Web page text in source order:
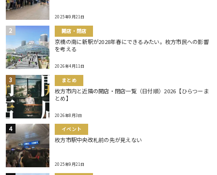
2025年9月21日
開店・閉店
京橋の南に新駅が2028年春にできるみたい。枚方市民への影響
を考える
2026年4月11日
まとめ
枚方市内と近隣の開店・閉店一覧（日付順）2026【ひらつーま
とめ】
2026年8月3日
イベント
枚方市駅中央改札前の先が見えない
2025年9月21日